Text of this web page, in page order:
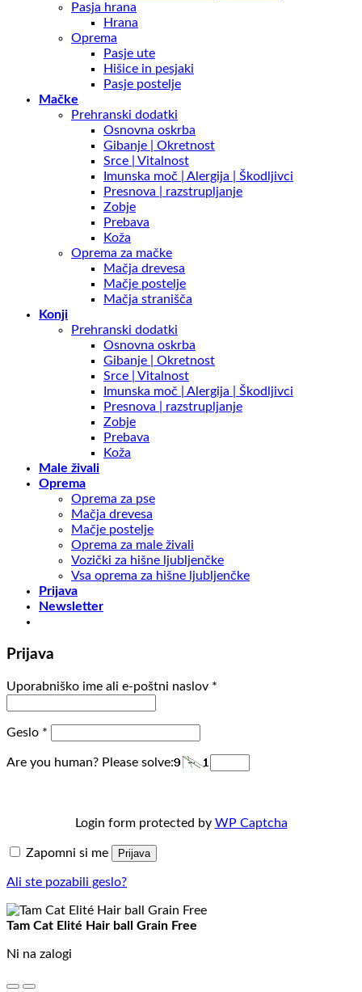
Pasja hrana
Hrana
Oprema
Pasje ute
Hišice in pesjaki
Pasje postelje
Mačke
Prehranski dodatki
Osnovna oskrba
Gibanje | Okretnost
Srce | Vitalnost
Imunska moč | Alergija | Škodljivci
Presnova | razstrupljanje
Zobje
Prebava
Koža
Oprema za mačke
Mačja drevesa
Mačje postelje
Mačja stranišča
Konji
Prehranski dodatki
Osnovna oskrba
Gibanje | Okretnost
Srce | Vitalnost
Imunska moč | Alergija | Škodljivci
Presnova | razstrupljanje
Zobje
Prebava
Koža
Male živali
Oprema
Oprema za pse
Mačja drevesa
Mačje postelje
Oprema za male živali
Vozički za hišne ljubljenčke
Vsa oprema za hišne ljubljenčke
Prijava
Newsletter
Prijava
Uporabniško ime ali e-poštni naslov *
Geslo *
Are you human? Please solve:
Login form protected by WP Captcha
Zapomni si me Prijava
Ali ste pozabili geslo?
Tam Cat Elité Hair ball Grain Free
Ni na zalogi